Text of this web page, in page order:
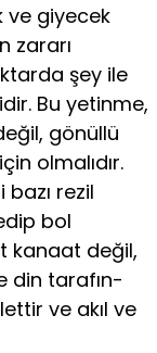
ve giyecek
zararı
şey ile
Bu yetinme,
gönüllü
olmalıdır.
rezil
bol
ka­naat değil,
din tarafın­
ve akıl ve